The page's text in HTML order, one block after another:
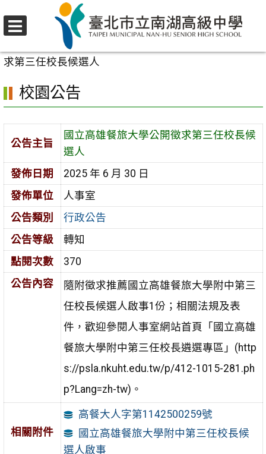
至
要
區
校園公告
求第三任校長候選人
校園公告
公告主旨
國立高雄餐旅大學公開徵求第三任校長候
選人
發佈日期
2025 年 6 月 30 日
發佈單位
人事室
公告類別
行政公告
公告等級
轉知
點閱次數
370
公告內容
隨附徵求推薦國立高雄餐旅大學附中第三
任校長候選人啟事1份；相關法規及表
件，歡迎參閱人事室網站首頁「國立高雄
餐旅大學附中第三任校長遴選專區」(http
s://psla.nkuht.edu.tw/p/412-1015-281.ph
p?Lang=zh-tw)。
相關附件
高餐大人字第1142500259號
國立高雄餐旅大學附中第三任校長候
選人啟事
選
單